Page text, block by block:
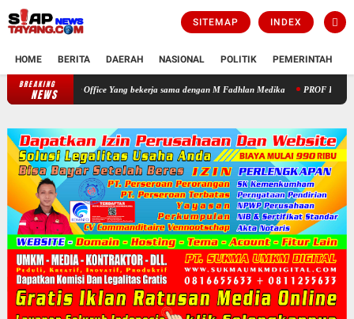
SITEMAP INDEX
HOME BERITA DAERAH NASIONAL POLITIK PEMERINTAH
BREAKING
NEWS Warga Apresiasi Pengobatan Gratis yang Digelar HNP Law Office Yang